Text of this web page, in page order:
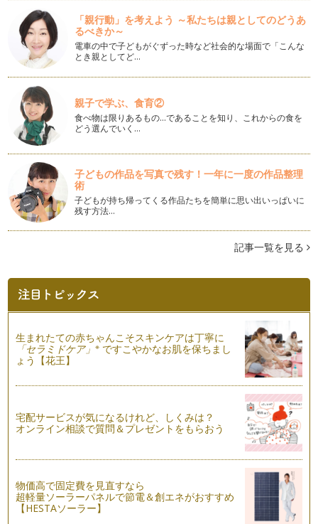
スがスタートしています。…
園を選ぶ時のポイント
前回は、幼稚園選びのスケジュールについてお話をしました。
今回は園選びの際に見て頂…
幼稚園選びのスケジュール
日中はぽかぽかした日も増え、本格的な春の訪れを感じられる
様になりましたね。Happy-no…
聴く事に集中する環境を作る事は歌唱力UPにもつながる
もうすぐ春休みですね。いつもより子どもと過ごす時間が多く
なる長期休み。家で一緒にいる時間も…
赤ちゃんがえりをした時の心のケア
最近、私の周りでは、２人目、３人目が生まれたご家庭が多
く、お子さんが赤ちゃん返りをする、前…
リトミックを習うとどんなことが出来るようになるの？
リトミック講師になって、お問合せで一番多く聞かれる事がこ
ちらです。 リトミックは、…
リトミックとは学習指導要領「生きる力」そのもの
幼稚園では、文部科学省が定めている、現行の学習指導要領
楽しみながら２０２０年教育改革に対応する力を身につける
文部科学省では、この変化の激しい時代において、新しい価値
今回は、音楽を使ったリズムベビーマッサージやリトミックな
どが乳幼児期の親子に与える効果を、…
「親行動」を考えよう ～私たちは親としてのどうあ
るべきか～
電車の中で子どもがぐずった時など社会的な場面で「こんな
とき親としてど…
親子で学ぶ、食育②
食べ物は限りあるもの…であることを知り、これからの食を
どう選んでいく…
子どもの作品を写真で残す！一年に一度の作品整理
術
子どもが持ち帰ってくる作品たちを簡単に思い出いっぱいに
残す方法…
記事一覧を見る
生まれたての赤ちゃんこそスキンケアは丁寧に
「セラミドケア」※ ですこやかなお肌を保ちまし
ょう【花王】
宅配サービスが気になるけれど、しくみは？
オンライン相談で質問＆プレゼントをもらおう
物価高で固定費を見直すなら
超軽量ソーラーパネルで節電＆創エネがおすすめ
【HESTAソーラー】